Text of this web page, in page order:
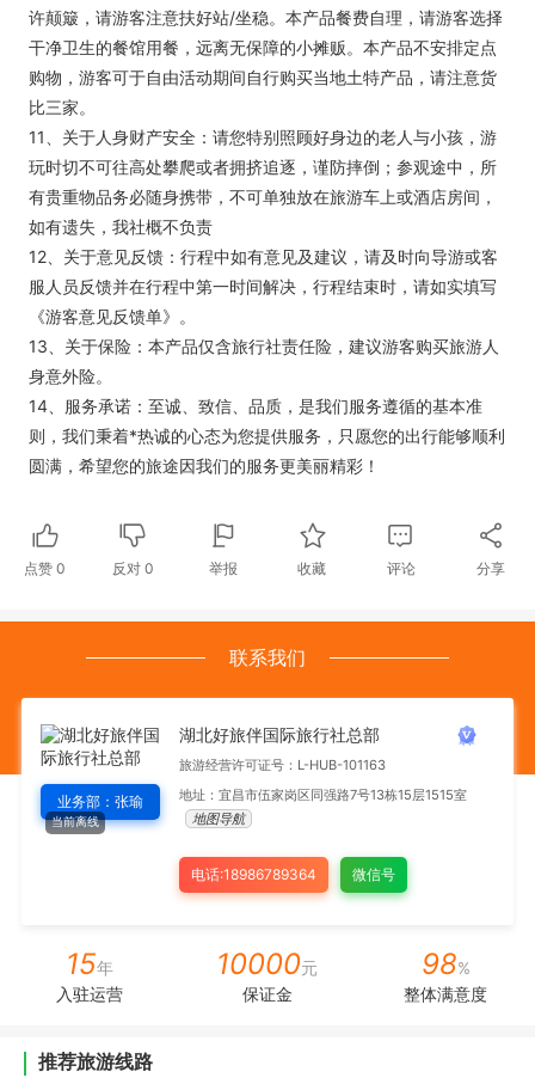
许颠簸，请游客注意扶好站/坐稳。本产品餐费自理，请游客选择
干净卫生的餐馆用餐，远离无保障的小摊贩。本产品不安排定点
购物，游客可于自由活动期间自行购买当地土特产品，请注意货
比三家。
11、关于人身财产安全：请您特别照顾好身边的老人与小孩，游
玩时切不可往高处攀爬或者拥挤追逐，谨防摔倒；参观途中，所
有贵重物品务必随身携带，不可单独放在旅游车上或酒店房间，
如有遗失，我社概不负责
12、关于意见反馈：行程中如有意见及建议，请及时向导游或客
服人员反馈并在行程中第一时间解决，行程结束时，请如实填写
《游客意见反馈单》。
13、关于保险：本产品仅含旅行社责任险，建议游客购买旅游人
身意外险。
14、服务承诺：至诚、致信、品质，是我们服务遵循的基本准
则，我们秉着*热诚的心态为您提供服务，只愿您的出行能够顺利
圆满，希望您的旅途因我们的服务更美丽精彩！
点赞 0 反对0 举报 收藏 评论 分享
联系我们
当前离线
业务部：张瑜
湖北好旅伴国际旅行社总部
旅游经营许可证号：L-HUB-101163
地址：宜昌市伍家岗区同强路7号13栋15层1515室
地图导航
电话:18986789364 微信号
15年
入驻运营
10000元
保证金
98%
整体满意度
推荐旅游线路